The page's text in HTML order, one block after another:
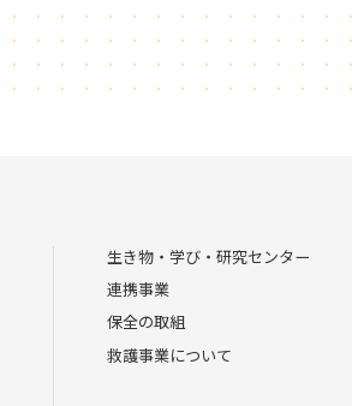
生き物・学び・研究センター
連携事業
保全の取組
救護事業について